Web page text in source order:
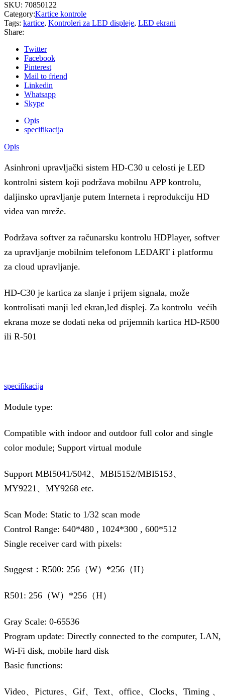
SKU: 70850122
Category:Kartice kontrole
Tags: kartice, Kontroleri za LED displeje, LED ekrani
Share:
Twitter
Facebook
Pinterest
Mail to friend
Linkedin
Whatsapp
Skype
Opis
specifikacija
Opis
Asinhroni upravljački sistem HD-C30 u celosti je LED
kontrolni sistem koji podržava mobilnu APP kontrolu,
daljinsko upravljanje putem Interneta i reprodukciju HD
videa van mreže.
Podržava softver za računarsku kontrolu HDPlayer, softver
za upravljanje mobilnim telefonom LEDART i platformu
za cloud upravljanje.
HD-C30 je kartica za slanje i prijem signala, može
kontrolisati manji led ekran,led displej. Za kontrolu većih
ekrana moze se dodati neka od prijemnih kartica HD-R500
ili R-501
specifikacija
Module type:
Compatible with indoor and outdoor full color and single
color module; Support virtual module
Support MBI5041/5042、MBI5152/MBI5153、
MY9221、MY9268 etc.
Scan Mode: Static to 1/32 scan mode
Control Range: 640*480 , 1024*300 , 600*512
Single receiver card with pixels:
Suggest：R500: 256（W）*256（H）
R501: 256（W）*256（H）
Gray Scale: 0-65536
Program update: Directly connected to the computer, LAN,
Wi-Fi disk, mobile hard disk
Basic functions:
Video、Pictures、Gif、Text、office、Clocks、Timing 、